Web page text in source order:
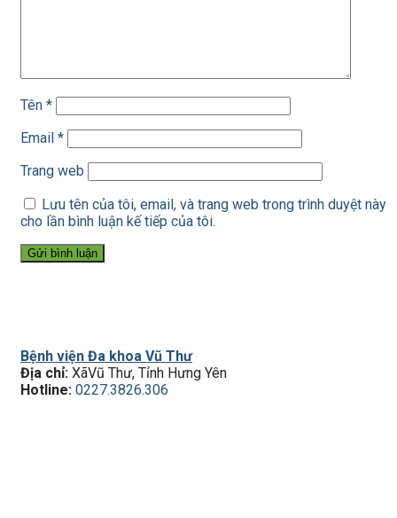
Tên *
Email *
Trang web
Lưu tên của tôi, email, và trang web trong trình duyệt này
cho lần bình luận kế tiếp của tôi.
Bệnh viện Đa khoa Vũ Thư
Địa chỉ: XãVũ Thư, Tỉnh Hưng Yên
Hotline: 0227.3826.306